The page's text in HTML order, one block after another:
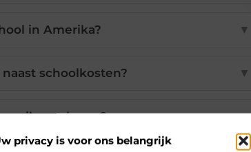
privacy is voor ons belangrijk
in Amerika? ▼
schoolkosten? ▼
verlagen? ▼